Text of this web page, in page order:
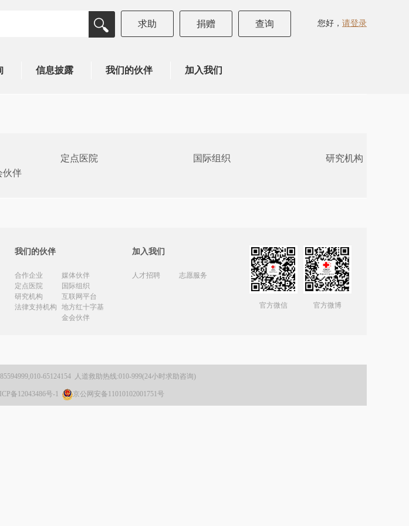
您好， 请登录
查询
捐赠
求助
信息披露 我们的伙伴 加入我们
定点医院 国际组织
研究机构
伙伴
我们的伙伴
合作企业
媒体伙伴
定点医院
国际组织
研究机构
互联网平台
法律支持机构
地方红十字基
金会伙伴
加入我们
人才招聘 志愿服务
官方微信 官方微博
65124154 人道救助热线:010-999(24小时求助咨询)
备12043486号-1 京公网安备11010102001751号